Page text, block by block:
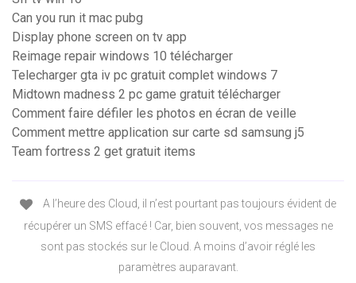
Can you run it mac pubg
Display phone screen on tv app
Reimage repair windows 10 télécharger
Telecharger gta iv pc gratuit complet windows 7
Midtown madness 2 pc game gratuit télécharger
Comment faire défiler les photos en écran de veille
Comment mettre application sur carte sd samsung j5
Team fortress 2 get gratuit items
A l’heure des Cloud, il n’est pourtant pas toujours évident de
récupérer un SMS effacé ! Car, bien souvent, vos messages ne
sont pas stockés sur le Cloud. A moins d’avoir réglé les
paramètres auparavant.